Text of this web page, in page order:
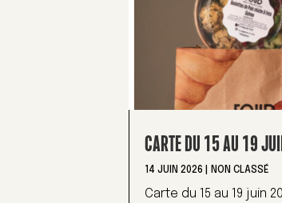
CARTE DU 15 AU 19
14 JUIN 2026 NON CLASSÉ
Carte du 15 au 19 juin